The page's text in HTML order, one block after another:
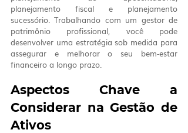
planejamento fiscal e planejamento
sucessório. Trabalhando com um gestor de
patrimônio profissional, você pode
desenvolver uma estratégia sob medida para
assegurar e melhorar o seu bem-estar
financeiro a longo prazo.
Aspectos Chave a
Considerar na Gestão de
Ativos